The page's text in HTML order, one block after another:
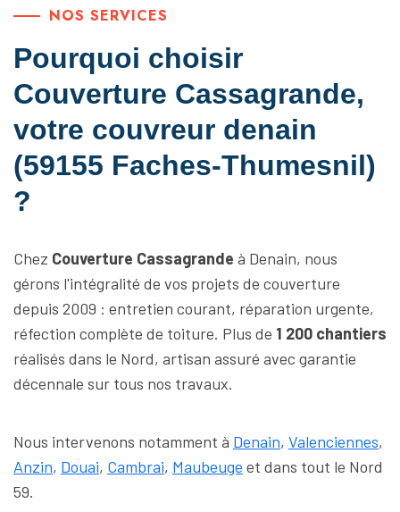
NOS SERVICES
Pourquoi choisir
Couverture Cassagrande,
votre couvreur denain
(59155 Faches-Thumesnil)
?
Chez Couverture Cassagrande à Denain, nous
gérons l'intégralité de vos projets de couverture
depuis 2009 : entretien courant, réparation urgente,
réfection complète de toiture. Plus de 1 200 chantiers
réalisés dans le Nord, artisan assuré avec garantie
décennale sur tous nos travaux.
Nous intervenons notamment à Denain, Valenciennes,
Anzin, Douai, Cambrai, Maubeuge et dans tout le Nord
59.